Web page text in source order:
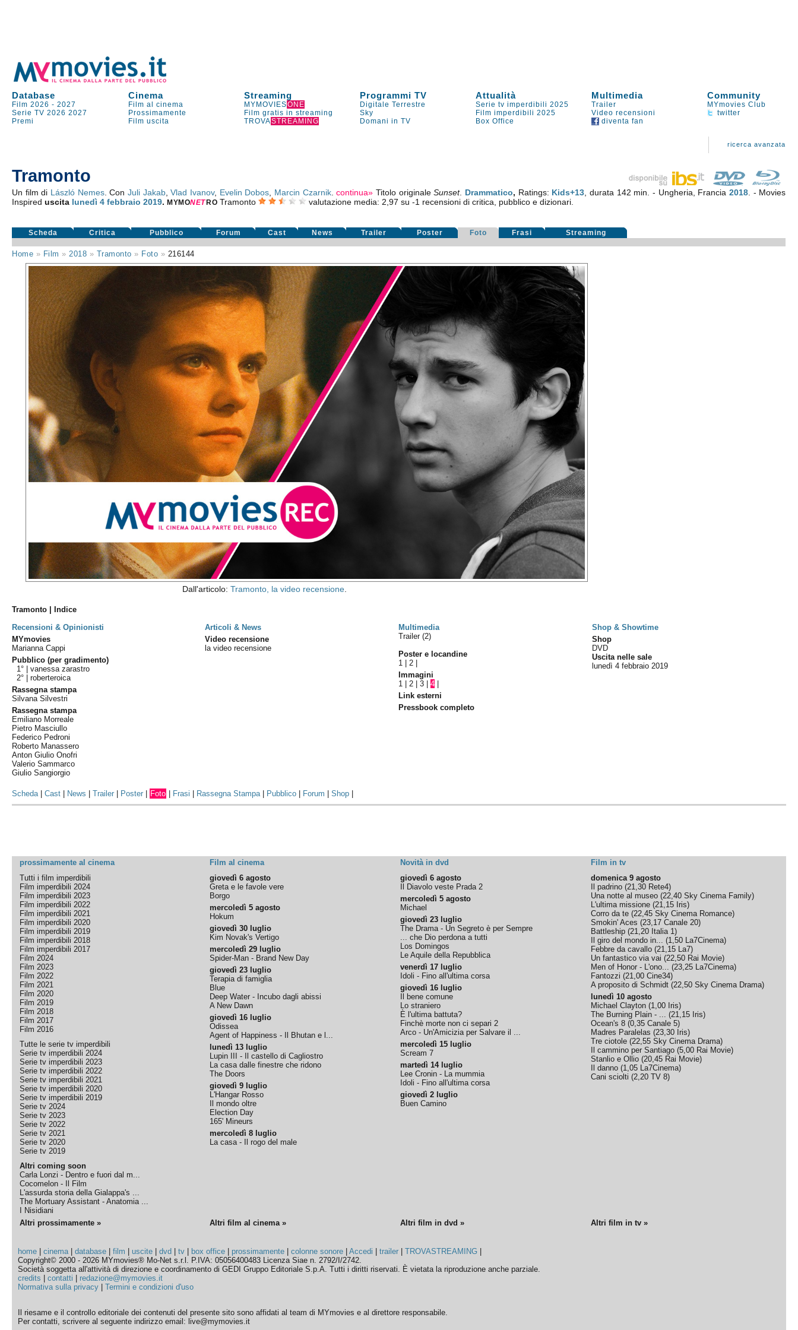
Database Cinema Streaming Programmi TV Attualità Multimedia Community
Film 2026 -2027 Film al cinema MYMOVIESONE Digitale Terrestre Serie tv imperdibili 2025 Trailer
MYmovies Club
Serie TV 2026 2027 Prossimamente Film gratis in streaming Sky Film imperdibili 2025 Video recensioni
twitter
Premi
Film uscita TROVASTREAMING Domani in TV Box Office diventa fan
ricerca avanzata
Tramonto
Un film di László Nemes. ConJuli Jakab,Vlad Ivanov, Evelin Dobos Marcin Czarnik.continua» Titolo originaleSunset. Drammatico, Ratings: Kids+13 , durata 142 min. - Ungheria, Francia 2018. - Movies
Inspireduscita lunedì 4 febbraio 2019.MYMONET RO Tramonto valutazione media: 2,97 su -1 recensioni di critica, pubblico e dizionari.
Scheda Critica Pubblico Forum Cast News Trailer Poster Foto Frasi Streaming
Home » Film » 2018 » Tramonto » Foto » 216144
Dall'articolo: Tramonto, la video recensione.
Tramonto | Indice
Recensioni & Opinionisti
Articoli & News Multimedia
Shop & Showtime
MYmovies
Marianna Cappi
Pubblico (per gradimento)
1° |vanessa zarastro
2° |roberteroica
Rassegna stampa
Silvana Silvestri
Rassegna stampa
Emiliano Morreale
Pietro Masciullo
Federico Pedroni
Roberto Manassero
Anton Giulio Onofri
Valerio Sammarco
Giulio Sangiorgio
Video recensione
la video recensione
Trailer (2)
Poster e locandine
1 |2
Immagini
1 |2 |3 |4
Link esterni
Pressbook completo
Shop
DVD
Uscita nelle sale
lunedì 4 febbraio 2019
Scheda|Cast News |Trailer Poster Foto Frasi Rassegna Stampa| Pubblico Forum |Shop
prossimamente al cinema Film al cinema Novità in dvd
Film in tv
Tutti i film imperdibili
Film imperdibili 2024
Film imperdibili 2023
Film imperdibili 2022
Film imperdibili 2021
Film imperdibili 2020
Film imperdibili 2019
Film imperdibili 2018
Film imperdibili 2017
Film 2024
Film 2023
Film 2022
Film 2021
Film 2020
Film 2019
Film 2018
Film 2017
Film 2016
Tutte le serie tv imperdibili
Serie tv imperdibili 2024
Serie tv imperdibili 2023
Serie tv imperdibili 2022
Serie tv imperdibili 2021
Serie tv imperdibili 2020
Serie tv imperdibili 2019
Serie tv 2024
Serie tv 2023
Serie tv 2022
Serie tv 2021
Serie tv 2020
Serie tv 2019
Altri coming soon
Carla Lonzi - Dentro e fuori dal m...
Cocomelon - Il Film
L'assurda storia della Gialappa's ...
The Mortuary Assistant - Anatomia ...
I Nisidiani
giovedì 6 agosto
Greta e le favole vere
Borgo
mercoledì 5 agosto
Hokum
giovedì 30 luglio
Kim Novak's Vertigo
mercoledì 29 luglio
Spider-Man - Brand New Day
giovedì 23 luglio
Terapia di famiglia
Blue
Deep Water - Incubo dagli abissi
A New Dawn
giovedì 16 luglio
Odissea
Agent of Happiness - Il Bhutan e l...
lunedì 13 luglio
Lupin III - Il castello di Cagliostro
La casa dalle finestre che ridono
The Doors
giovedì 9 luglio
L'Hangar Rosso
Il mondo oltre
Election Day
165' Mineurs
mercoledì 8 luglio
La casa - Il rogo del male
giovedì 6 agosto
Il Diavolo veste Prada 2
mercoledì 5 agosto
Michael
giovedì 23 luglio
The Drama - Un Segreto è per Sempre
... che Dio perdona a tutti
Los Domingos
Le Aquile della Repubblica
venerdì 17 luglio
Idoli - Fino all'ultima corsa
giovedì 16 luglio
Il bene comune
Lo straniero
È l'ultima battuta?
Finchè morte non ci separi 2
Arco - Un'Amicizia per Salvare il ...
mercoledì 15 luglio
Scream 7
martedì 14 luglio
Lee Cronin - La mummia
Idoli - Fino all'ultima corsa
giovedì 2 luglio
Buen Camino
domenica 9 agosto
Il padrino (21,30 Rete4)
Una notte al museo (22,40 Sky Cinema Family)
L'ultima missione (21,15 Iris)
Corro da te (22,45 Sky Cinema Romance)
Smokin' Aces (23,17 Canale 20)
Battleship (21,20 Italia 1)
Il giro del mondo in... (1,50 La7Cinema)
Febbre da cavallo (21,15 La7)
Un fantastico via vai (22,50 Rai Movie)
Men of Honor - L'ono... (23,25 La7Cinema)
Fantozzi (21,00 Cine34)
A proposito di Schmidt (22,50 Sky Cinema Drama)
lunedì 10 agosto
Michael Clayton (1,00 Iris)
The Burning Plain - ... (21,15 Iris)
Ocean's 8 (0,35 Canale 5)
Madres Paralelas (23,30 Iris)
Tre ciotole (22,55 Sky Cinema Drama)
Il cammino per Santiago (5,00 Rai Movie)
Stanlio e Ollio (20,45 Rai Movie)
Il danno (1,05 La7Cinema)
Cani sciolti (2,20 TV 8)
Altri prossimamente » Altri film al cinema » Altri film in dvd » Altri film in tv »
home |cinema|database |film |uscite |dvd |tv box office prossimamente |colonne sonore |Accedi |trailer |TROVASTREAMING
Copyright© 2000 - 2026 MYmovies® Mo-Net s.r.l. P.IVA: 05056400483 Licenza Siae n. 2792/I/2742.
Società soggetta all'attività di direzione e coordinamento di GEDI Gruppo Editoriale S.p.A. Tutti i diritti riservati. È vietata la riproduzione anche parziale.
credits |contatti
redazione@mymovies.it
Normativa sulla privacy |Termini e condizioni d'uso
Il riesame e il controllo editoriale dei contenuti del presente sito sono affidati al team di MYmovies e al direttore responsabile.
Per contatti, scrivere al seguente indirizzo email: live@mymovies.it